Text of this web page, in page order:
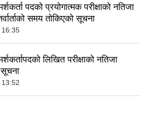
पदको प्रयोगात्मक परीक्षाको नतिजा
समय तोकिएको सूचना
लिखित परीक्षाको नतिजा